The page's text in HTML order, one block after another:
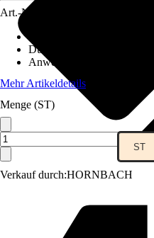
Verkauf durch:HORNBACH
Art.-Nr.
Duft
Anwendungsbereich
Mehr Artikeldetails
Menge (ST)
ST